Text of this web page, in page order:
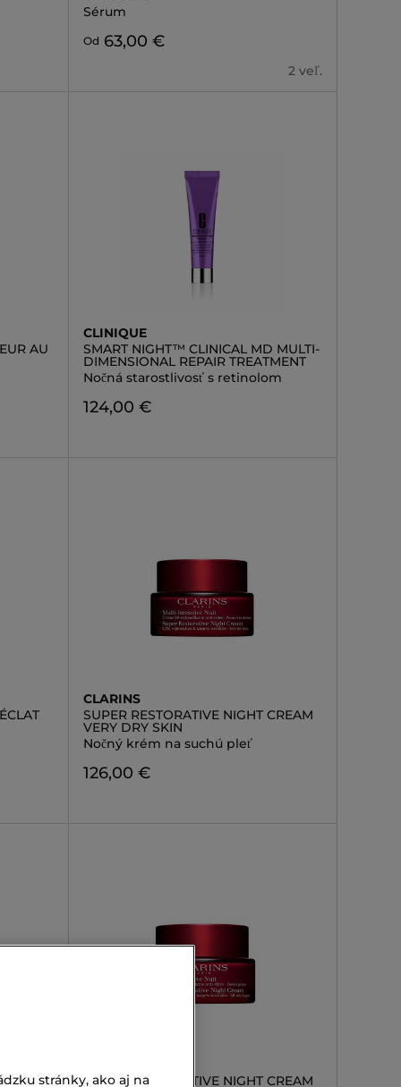
Sérum
Od 63,00 €
2 veľ.
AU
CLINIQUE
SMART NIGHT™ CLINICAL MD MULTI-
DIMENSIONAL REPAIR TREATMENT
Nočná starostlivosť s retinolom
124,00 €
CLARINS
SUPER RESTORATIVE NIGHT CREAM
VERY DRY SKIN
Nočný krém na suchú pleť
126,00 €
SUPER RESTORATIVE NIGHT CREAM
stránky, ako aj na